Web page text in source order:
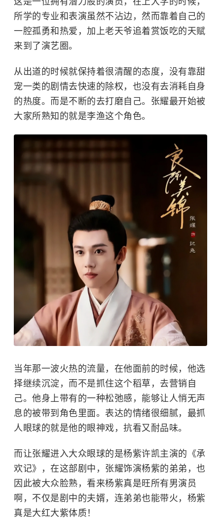
所学的专业和表演虽然不沾边，然而靠着自己的
一腔孤勇和热爱，加上老天爷追着赏饭吃的天赋
来到了演艺圈。
从出道的时候就保持着很清醒的态度，没有靠甜
宠一类的剧情去快速的除权，也没有去消耗自身
的热度。而是不断的去打磨自己。张耀最开始被
大家所熟知的就是李渔这个角色。
当年那一波火热的流量，在他面前的时候，他选
择继续沉淀，而不是抓住这个稻草，去营销自
己。他身上带有的一种松弛感，能够让人悄无声
息的被带到角色里面。表达的情绪很细腻，最抓
人眼球的就是他的眼神戏，抗看又耐品味。
而让张耀进入大众眼球的是杨紫许凯主演的《承
欢记》，在这部剧中，张耀饰演杨紫的弟弟，也
因此被大众脸熟，看来杨紫真是旺所有男演员
啊，不仅是剧中的夫婿，连弟弟也能带火，杨紫
真是大红大紫体质！